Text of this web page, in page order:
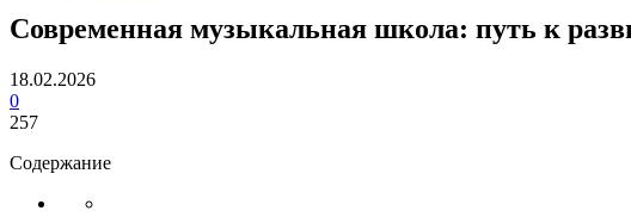
Современная музыкальная школа: путь к
18.02.2026
0
257
Содержание